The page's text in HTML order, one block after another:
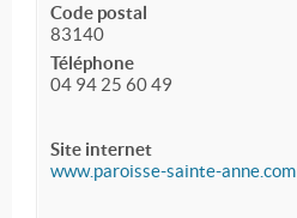
Code postal
83140
Téléphone
04 94 25 60 49
Site internet
www.paroisse-sainte-anne.com